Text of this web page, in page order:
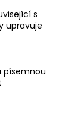
s
upravuje
písemnou